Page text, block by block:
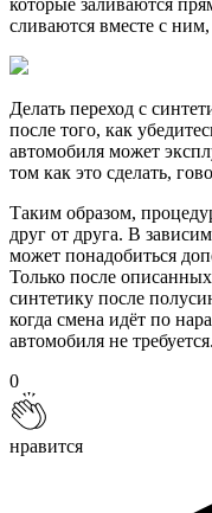
которые заливаются
сливаются вместе с
Делать переход с
после того, как
автомобиля может
том как это сделать,
Таким образом,
друг от друга. В
может понадобиться
Только после
синтетику после
когда смена идёт по
автомобиля не требуется.
0
нравится